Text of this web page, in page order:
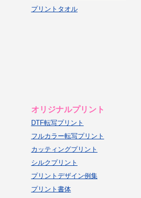
プリントタオル
オリジナルプリント
DTF転写プリント
フルカラー転写プリント
カッティングプリント
シルクプリント
プリントデザイン例集
プリント書体